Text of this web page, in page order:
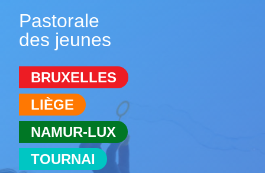
Pastorale
des jeunes
BRUXELLES
LIÈGE
NAMUR-LUX
TOURNAI